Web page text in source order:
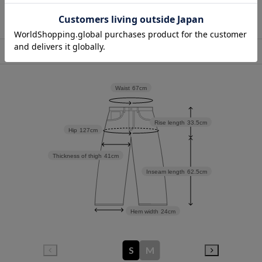
店舗在庫表示
Inseam length 62.5cm
Rise length 33.5cm
Hem width 24cm
Thickness of thigh 41cm
Hip 127cm
Waist 67cm
S M